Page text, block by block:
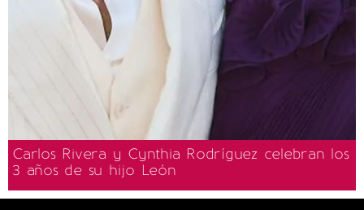
Carlos Rivera y Cynthia Rodríguez celebran los
3 años de su hijo León